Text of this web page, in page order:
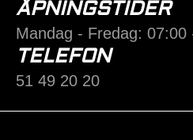
ÅPNINGSTIDER
Mandag - Fredag: 07:00
TELEFON
51 49 20 20